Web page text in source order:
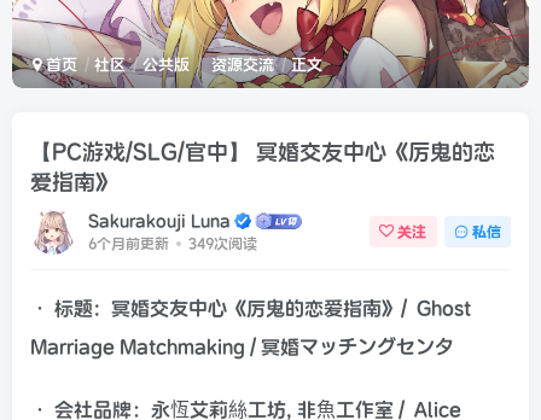
首页 社区 公共版 资源交流 正文
【PC游戏/SLG/官中】 冥婚交友中心《厉鬼的恋
爱指南》
Sakurakouji Luna
6个月前更新 349次阅读
关注 私信
• 标题: 冥婚交友中心《厉鬼的恋爱指南》/ Ghost
Marriage Matchmaking / 冥婚マッチングセンタ
• 会社品牌：永恆艾莉絲工坊, 非魚工作室 / Alice